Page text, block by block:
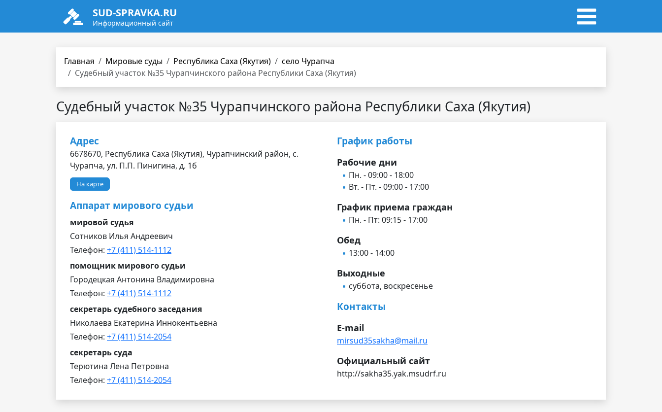
SUD-SPRAVKA.RU
Информационный сайт
Главная Мировые суды Республика Саха (Якутия)
село Чурапча
Судебный участок №35 Чурапчинского района Республики Саха (Якутия)
Судебный участок №35 Чурапчинского района Республики Саха (Якутия)
Адрес
6678670, Республика Саха (Якутия), Чурапчинский район, с.
Чурапча, ул. П.П. Пинигина, д. 1б
На карте
Аппарат мирового судьи
мировой судья
Сотников Илья Андреевич
Телефон: +7 (411) 514-1112
помощник мирового судьи
Городецкая Антонина Владимировна
Телефон: +7 (411) 514-1112
секретарь судебного заседания
Николаева Екатерина Иннокентьевна
Телефон: +7 (411) 514-2054
секретарь суда
Терютина Лена Петровна
Телефон: +7 (411) 514-2054
График работы
Рабочие дни
Пн. - 09:00 - 18:00
Вт. - Пт. - 09:00 - 17:00
График приема граждан
Пн. - Пт: 09:15 - 17:00
Обед
13:00 - 14:00
Выходные
суббота, воскресенье
Контакты
E-mail
mirsud35sakha@mail.ru
Официальный сайт
http://sakha35.yak.msudrf.ru